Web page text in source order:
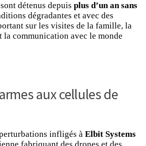
détenus depuis plus d’un an sans
dégradantes et avec des
sur les visites de la famille, la
la communication avec le monde
aux cellules de
infligés à Elbit Systems